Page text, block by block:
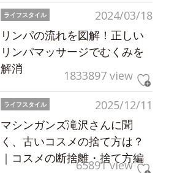
2024/03/18
ライフスタイル
リンパの流れを図解！正しい
リンパマッサージでむくみを
解消
1833897 view
2025/12/11
ライフスタイル
マシンガンズ滝沢さんに聞
く、古いコスメの捨て方は？
｜コスメの断捨離・捨て方編
65891 view